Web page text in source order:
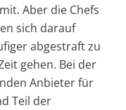
Aber die Chefs
sich darauf
abgestraft zu
gehen. Bei der
Anbieter für
Teil der